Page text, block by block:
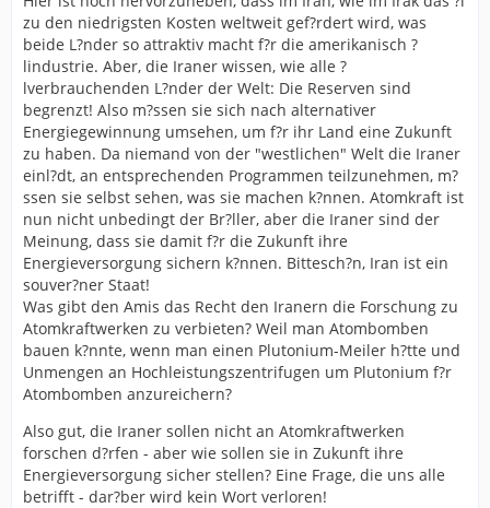
zu den niedrigsten Kosten weltweit gef?rdert wird, was
beide L?nder so attraktiv macht f?r die amerikanisch ?
lindustrie. Aber, die Iraner wissen, wie alle ?
lverbrauchenden L?nder der Welt: Die Reserven sind
begrenzt! Also m?ssen sie sich nach alternativer
Energiegewinnung umsehen, um f?r ihr Land eine Zukunft
zu haben. Da niemand von der "westlichen" Welt die Iraner
einl?dt, an entsprechenden Programmen teilzunehmen, m?
ssen sie selbst sehen, was sie machen k?nnen. Atomkraft ist
nun nicht unbedingt der Br?ller, aber die Iraner sind der
Meinung, dass sie damit f?r die Zukunft ihre
Energieversorgung sichern k?nnen. Bittesch?n, Iran ist ein
souver?ner Staat!
Was gibt den Amis das Recht den Iranern die Forschung zu
Atomkraftwerken zu verbieten? Weil man Atombomben
bauen k?nnte, wenn man einen Plutonium-Meiler h?tte und
Unmengen an Hochleistungszentrifugen um Plutonium f?r
Atombomben anzureichern?
Also gut, die Iraner sollen nicht an Atomkraftwerken
forschen d?rfen - aber wie sollen sie in Zukunft ihre
Energieversorgung sicher stellen? Eine Frage, die uns alle
betrifft - dar?ber wird kein Wort verloren!